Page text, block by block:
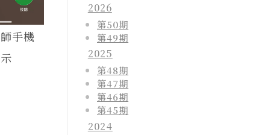
手機
2026
第50期
第49期
2025
第48期
第47期
第46期
第45期
2024